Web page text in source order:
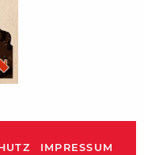
IMPRESSUM